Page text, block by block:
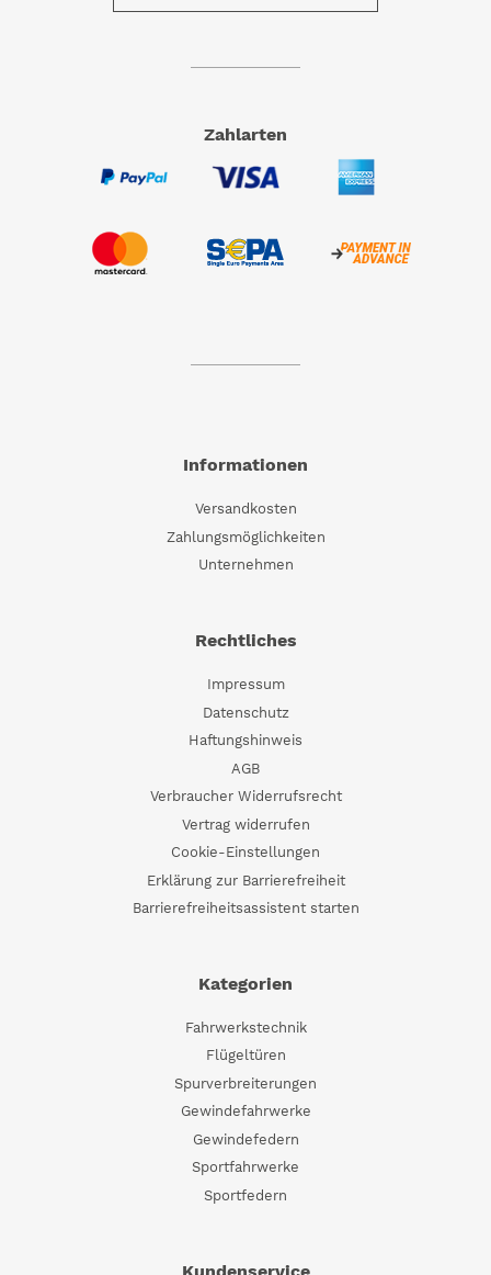
Zahlarten
Informationen
Versandkosten
Zahlungsmöglichkeiten
Unternehmen
Rechtliches
Impressum
Datenschutz
Haftungshinweis
AGB
Verbraucher Widerrufsrecht
Vertrag widerrufen
Cookie-Einstellungen
Erklärung zur Barrierefreiheit
Barrierefreiheitsassistent starten
Kategorien
Fahrwerkstechnik
Flügeltüren
Spurverbreiterungen
Gewindefahrwerke
Gewindefedern
Sportfahrwerke
Sportfedern